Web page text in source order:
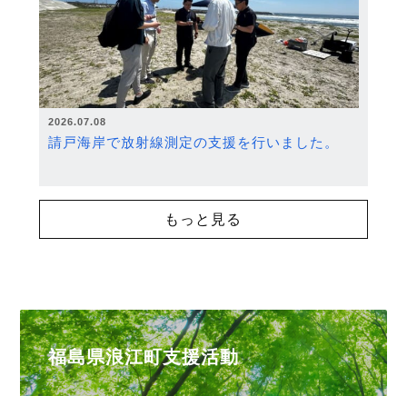
2026.07.08
請戸海岸で放射線測定の支援を行いました。
もっと見る
福島県浪江町支援活動